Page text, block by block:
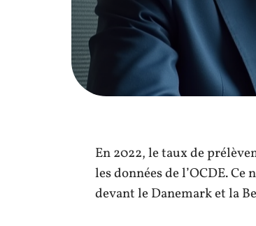
En 2022, le taux de
les données de l’OCDE.
devant le Danemark et la